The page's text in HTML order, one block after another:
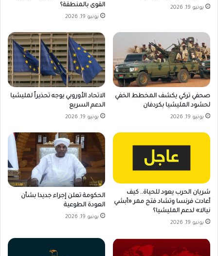
يونيو 19, 2026
القوى بالمنطقة؟
يونيو 19, 2026
صحفي تركي يكشف المخطط الخفي
لحشود المليشيا بكردفان
يونيو 19, 2026
الاتحاد الأوروبي يوجه تحذيراً لمليشيا
الدعم السريع
يونيو 19, 2026
شريان الحرب يعود للحياة.. كيف
أعادت فرنسا وتشاد فتح ممر «أبشي
نيالا» لدعم المليشيا؟
يونيو 19, 2026
الحكومة تعلن إجراء جديدا بشأن
العودة الطوعية
يونيو 19, 2026